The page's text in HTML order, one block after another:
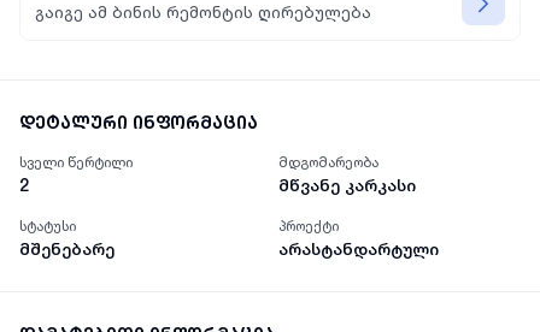
გაიგე ამ ბინის რემონტის ღირებულება
დეტალური ინფორმაცია
სველი წერტილი
2
მდგომარეობა
მწვანე კარკასი
სტატუსი
მშენებარე
პროექტი
არასტანდარტული